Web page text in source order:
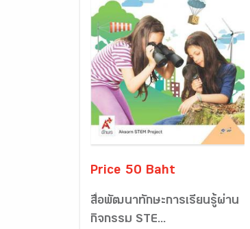
Price 50 Baht
สื่อพัฒนาทักษะการเรียนรู้ผ่าน
กิจกรรม STE...